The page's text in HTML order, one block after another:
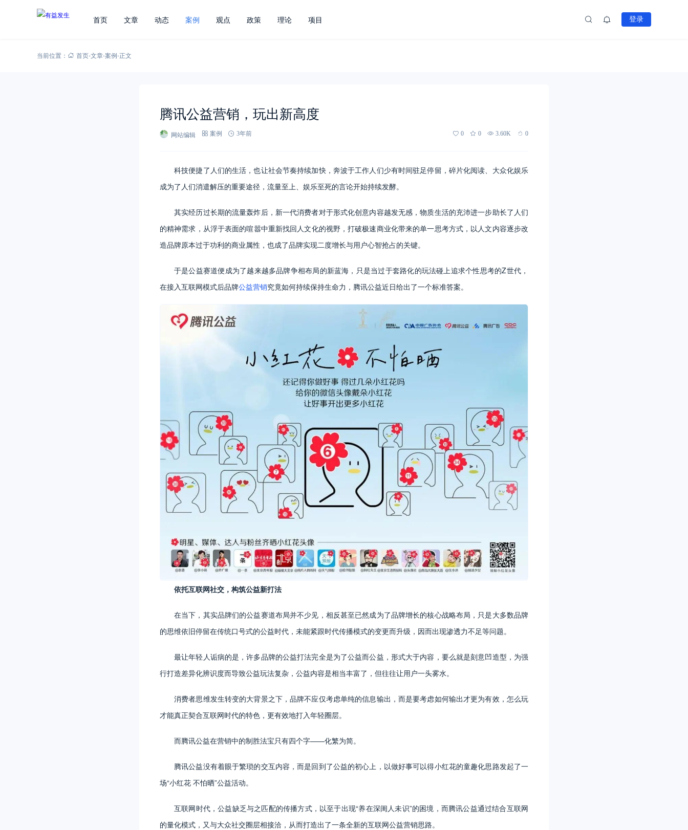
首页 文章 动态 案例 观点 政策 理论 项目 登录
当前位置： 首页-文章-案例-正文
腾讯公益营销，玩出新高度
网站编辑 案例 3年前 0 0 3.60K 0
科技便捷了人们的生活，也让社会节奏持续加快，奔波于工作人们少有时间驻足停留，碎片化阅读、大众化娱乐
成为了人们消遣解压的重要途径，流量至上、娱乐至死的言论开始持续发酵。
其实经历过长期的流量轰炸后，新一代消费者对于形式化创意内容越发无感，物质生活的充沛进一步助长了人们
的精神需求，从浮于表面的喧嚣中重新找回人文化的视野，打破极速商业化带来的单一思考方式，以人文内容逐步改
造品牌原本过于功利的商业属性，也成了品牌实现二度增长与用户心智抢占的关键。
于是公益赛道便成为了越来越多品牌争相布局的新蓝海，只是当过于套路化的玩法碰上追求个性思考的Z世代，
在接入互联网模式后品牌公益营销究竟如何持续保持生命力，腾讯公益近日给出了一个标准答案。
依托互联网社交，构筑公益新打法
在当下，其实品牌们的公益赛道布局并不少见，相反甚至已然成为了品牌增长的核心战略布局，只是大多数品牌
的思维依旧停留在传统口号式的公益时代，未能紧跟时代传播模式的变更而升级，因而出现渗透力不足等问题。
最让年轻人诟病的是，许多品牌的公益打法完全是为了公益而公益，形式大于内容，要么就是刻意凹造型，为强
行打造差异化辨识度而导致公益玩法复杂，公益内容是相当丰富了，但往往让用户一头雾水。
消费者思维发生转变的大背景之下，品牌不应仅考虑单纯的信息输出，而是要考虑如何输出才更为有效，怎么玩
才能真正契合互联网时代的特色，更有效地打入年轻圈层。
而腾讯公益在营销中的制胜法宝只有四个字——化繁为简。
腾讯公益没有着眼于繁琐的交互内容，而是回到了公益的初心上，以做好事可以得小红花的童趣化思路发起了一
场“小红花 不怕晒”公益活动。
互联网时代，公益缺乏与之匹配的传播方式，以至于出现“养在深闺人未识”的困境，而腾讯公益通过结合互联网
的量化模式，又与大众社交圈层相接洽，从而打造出了一条全新的互联网公益营销思路。